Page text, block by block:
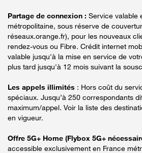
Partage de connexion : Service valable
métropolitaine, sous réserve de
réseaux.orange.fr), pour les nouveaux
rendez-vous ou Fibre. Crédit internet
valable jusqu'à la mise en service de
plus tard jusqu'à 12 mois suivant la
Les appels illimités : Hors coût du
spéciaux. Jusqu’à 250 correspondants
maximum/appel. Voir la liste des
en vigueur.
Offre 5G+ Home (Flybox 5G+
accessible exclusivement en France